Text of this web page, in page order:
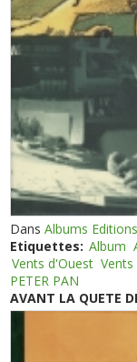
DansAlbums
Etiquettes: Album
Vents d'Ouest
PETER PAN
AVANT LA QUETE